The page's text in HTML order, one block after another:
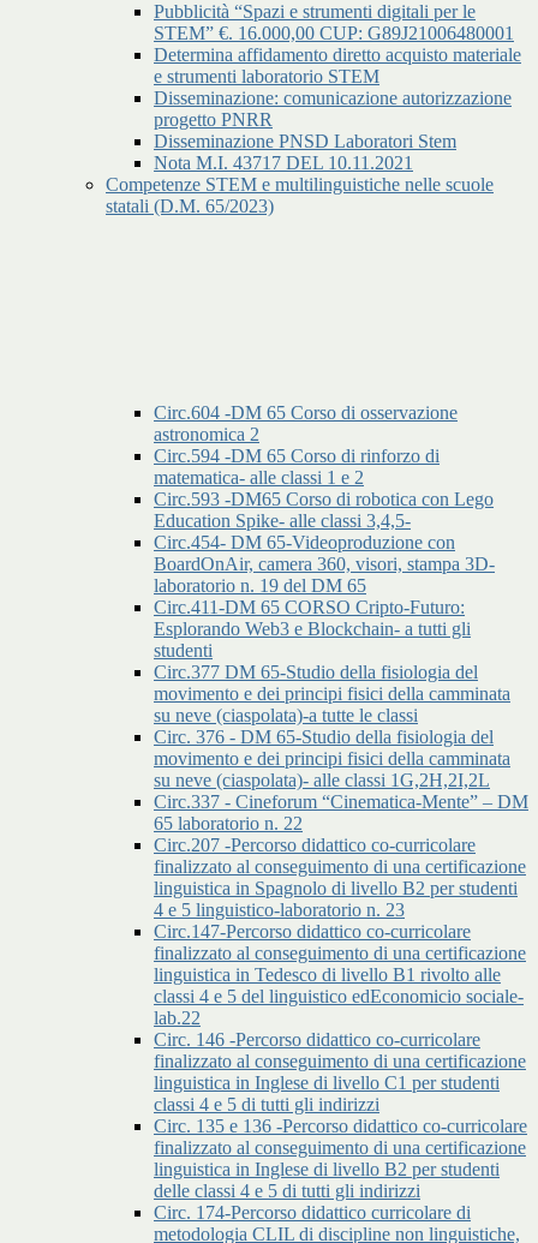
Pubblicità “Spazi e strumenti digitali per le
STEM” €. 16.000,00 CUP: G89J21006480001
Determina affidamento diretto acquisto materiale
e strumenti laboratorio STEM
Disseminazione: comunicazione autorizzazione
progetto PNRR
Disseminazione PNSD Laboratori Stem
Nota M.I. 43717 DEL 10.11.2021
Competenze STEM e multilinguistiche nelle scuole
statali (D.M. 65/2023)
Circ.604 -DM 65 Corso di osservazione
astronomica 2
Circ.594 -DM 65 Corso di rinforzo di
matematica- alle classi 1 e 2
Circ.593 -DM65 Corso di robotica con Lego
Education Spike- alle classi 3,4,5-
Circ.454- DM 65-Videoproduzione con
BoardOnAir, camera 360, visori, stampa 3D-
laboratorio n. 19 del DM 65
Circ.411-DM 65 CORSO Cripto-Futuro:
Esplorando Web3 e Blockchain- a tutti gli
studenti
Circ.377 DM 65-Studio della fisiologia del
movimento e dei principi fisici della camminata
su neve (ciaspolata)-a tutte le classi
Circ. 376 - DM 65-Studio della fisiologia del
movimento e dei principi fisici della camminata
su neve (ciaspolata)- alle classi 1G,2H,2I,2L
Circ.337 - Cineforum “Cinematica-Mente” – DM
65 laboratorio n. 22
Circ.207 -Percorso didattico co-curricolare
finalizzato al conseguimento di una certificazione
linguistica in Spagnolo di livello B2 per studenti
4 e 5 linguistico-laboratorio n. 23
Circ.147-Percorso didattico co-curricolare
finalizzato al conseguimento di una certificazione
linguistica in Tedesco di livello B1 rivolto alle
classi 4 e 5 del linguistico edEconomicio sociale-
lab.22
Circ. 146 -Percorso didattico co-curricolare
finalizzato al conseguimento di una certificazione
linguistica in Inglese di livello C1 per studenti
classi 4 e 5 di tutti gli indirizzi
Circ. 135 e 136 -Percorso didattico co-curricolare
finalizzato al conseguimento di una certificazione
linguistica in Inglese di livello B2 per studenti
delle classi 4 e 5 di tutti gli indirizzi
Circ. 174-Percorso didattico curricolare di
metodologia CLIL di discipline non linguistiche,